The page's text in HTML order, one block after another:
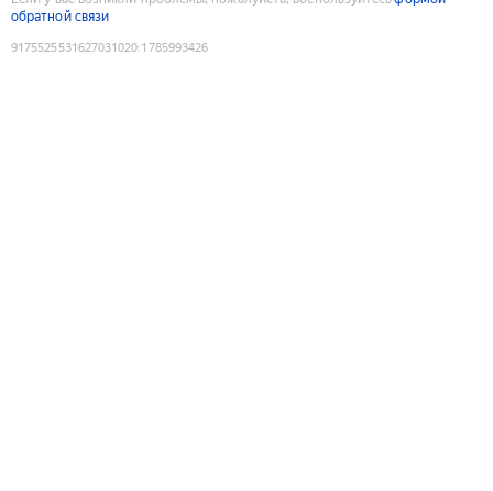
обратной связи
9175525531627031020:1785993426